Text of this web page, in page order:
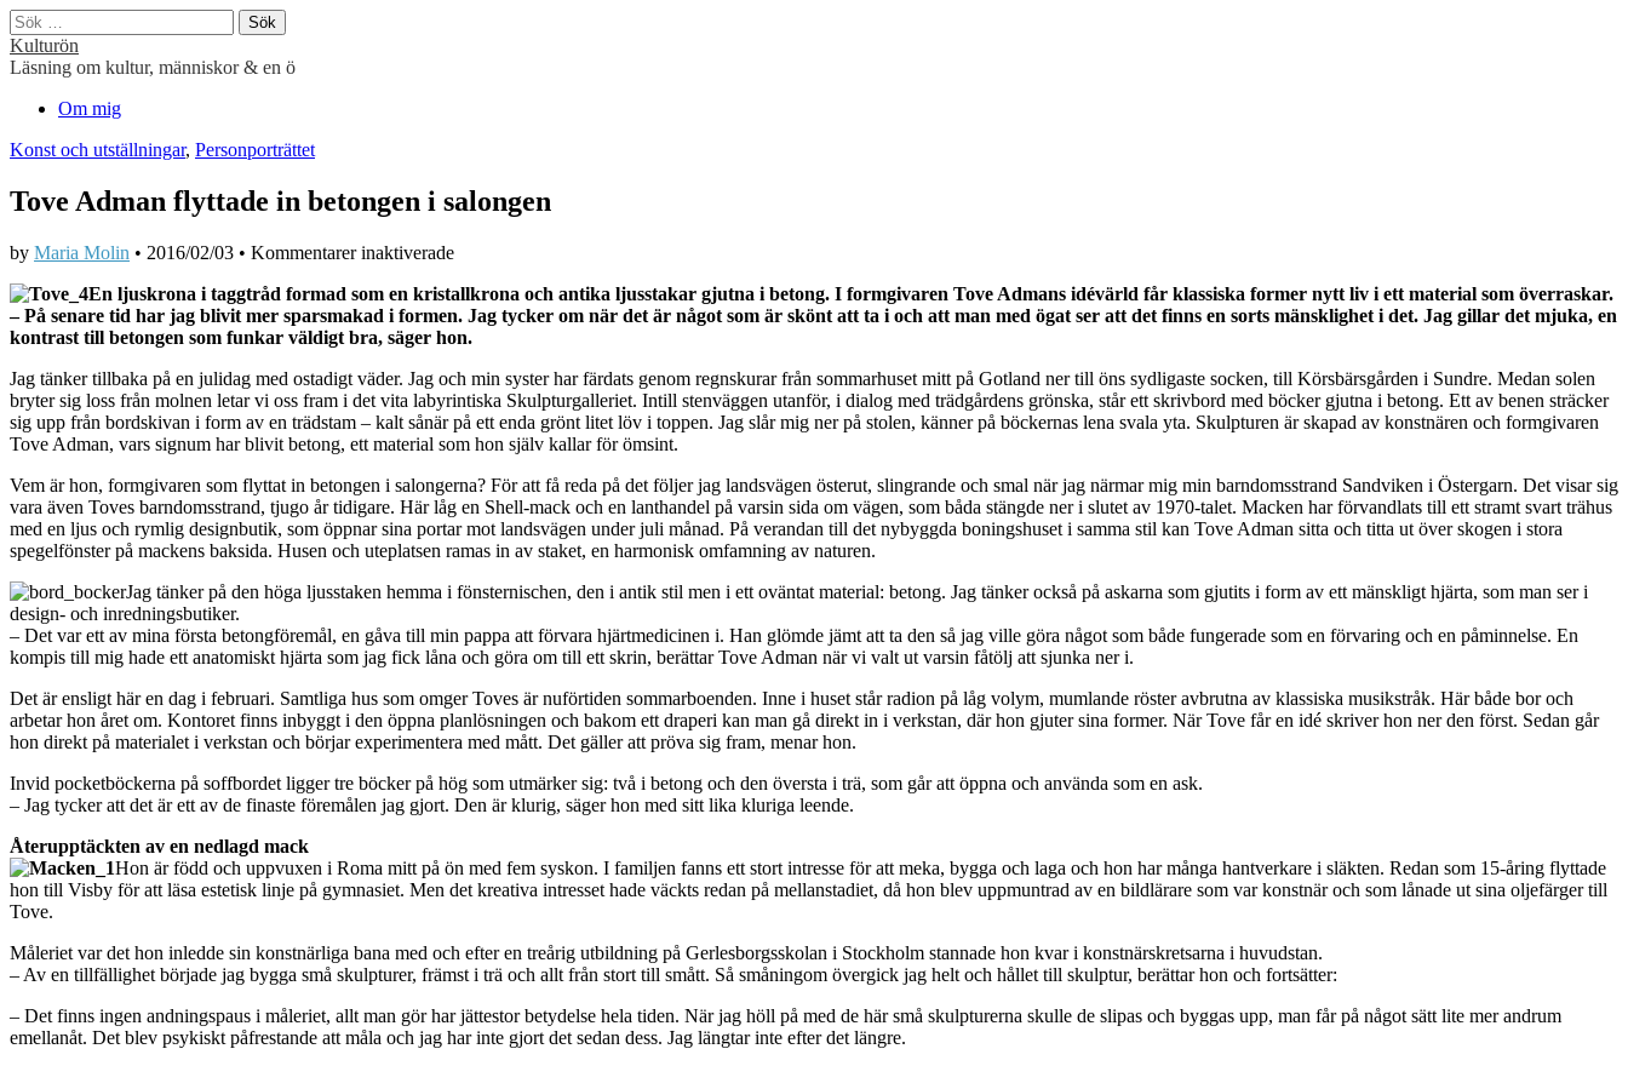
Sök
efter:
Kulturön
Läsning om kultur, människor & en ö
Main
Skip
content
Om mig
Konst och utställningar, Personporträttet
Tove Adman flyttade in betongen i salongen
by Maria Molin • 2016/02/03 • Kommentarer inaktiveradeför
Adman
flyttade
in
i
salongen
En ljuskrona i taggtråd formad som en kristallkrona och antika ljusstakar gjutna i betong. I formgivaren Tove Admans idévärld får klassiska former nytt liv i ett material som överraskar.
– På senare tid har jag blivit mer sparsmakad i formen. Jag tycker om när det är något som är skönt att ta i och att man med ögat ser att det finns en sorts mänsklighet i det. Jag gillar det mjuka, en
kontrast till betongen som funkar väldigt bra, säger hon.
Jag tänker tillbaka på en julidag med ostadigt väder. Jag och min syster har färdats genom regnskurar från sommarhuset mitt på Gotland ner till öns sydligaste socken, till Körsbärsgården i Sundre. Medan solen
bryter sig loss från molnen letar vi oss fram i det vita labyrintiska Skulpturgalleriet. Intill stenväggen utanför, i dialog med trädgårdens grönska, står ett skrivbord med böcker gjutna i betong. Ett av benen sträcker
sig upp från bordskivan i form av en trädstam – kalt sånär på ett enda grönt litet löv i toppen. Jag slår mig ner på stolen, känner på böckernas lena svala yta. Skulpturen är skapad av konstnären och formgivaren
Tove Adman, vars signum har blivit betong, ett material som hon själv kallar för ömsint.
Vem är hon, formgivaren som flyttat in betongen i salongerna? För att få reda på det följer jag landsvägen österut, slingrande och smal när jag närmar mig min barndomsstrand Sandviken i Östergarn. Det visar sig
vara även Toves barndomsstrand, tjugo år tidigare. Här låg en Shell-mack och en lanthandel på varsin sida om vägen, som båda stängde ner i slutet av 1970-talet. Macken har förvandlats till ett stramt svart trähus
med en ljus och rymlig designbutik, som öppnar sina portar mot landsvägen under juli månad. På verandan till det nybyggda boningshuset i samma stil kan Tove Adman sitta och titta ut över skogen i stora
spegelfönster på mackens baksida. Husen och uteplatsen ramas in av staket, en harmonisk omfamning av naturen.
Jag tänker på den höga ljusstaken hemma i fönsternischen, den i antik stil men i ett oväntat material: betong. Jag tänker också på askarna som gjutits i form av ett mänskligt hjärta, som man ser i
design- och inredningsbutiker.
– Det var ett av mina första betongföremål, en gåva till min pappa att förvara hjärtmedicinen i. Han glömde jämt att ta den så jag ville göra något som både fungerade som en förvaring och en påminnelse. En
kompis till mig hade ett anatomiskt hjärta som jag fick låna och göra om till ett skrin, berättar Tove Adman när vi valt ut varsin fåtölj att sjunka ner i.
Det är ensligt här en dag i februari. Samtliga hus som omger Toves är nuförtiden sommarboenden. Inne i huset står radion på låg volym, mumlande röster avbrutna av klassiska musikstråk. Här både bor och
arbetar hon året om. Kontoret finns inbyggt i den öppna planlösningen och bakom ett draperi kan man gå direkt in i verkstan, där hon gjuter sina former. När Tove får en idé skriver hon ner den först. Sedan går
hon direkt på materialet i verkstan och börjar experimentera med mått. Det gäller att pröva sig fram, menar hon.
Invid pocketböckerna på soffbordet ligger tre böcker på hög som utmärker sig: två i betong och den översta i trä, som går att öppna och använda som en ask.
– Jag tycker att det är ett av de finaste föremålen jag gjort. Den är klurig, säger hon med sitt lika kluriga leende.
Återupptäckten av en nedlagd mack
Hon är född och uppvuxen i Roma mitt på ön med fem syskon. I familjen fanns ett stort intresse för att meka, bygga och laga och hon har många hantverkare i släkten. Redan som 15-åring flyttade
hon till Visby för att läsa estetisk linje på gymnasiet. Men det kreativa intresset hade väckts redan på mellanstadiet, då hon blev uppmuntrad av en bildlärare som var konstnär och som lånade ut sina oljefärger till
Tove.
Måleriet var det hon inledde sin konstnärliga bana med och efter en treårig utbildning på Gerlesborgsskolan i Stockholm stannade hon kvar i konstnärskretsarna i huvudstan.
– Av en tillfällighet började jag bygga små skulpturer, främst i trä och allt från stort till smått. Så småningom övergick jag helt och hållet till skulptur, berättar hon och fortsätter:
– Det finns ingen andningspaus i måleriet, allt man gör har jättestor betydelse hela tiden. När jag höll på med de här små skulpturerna skulle de slipas och byggas upp, man får på något sätt lite mer andrum
emellanåt. Det blev psykiskt påfrestande att måla och jag har inte gjort det sedan dess. Jag längtar inte efter det längre.